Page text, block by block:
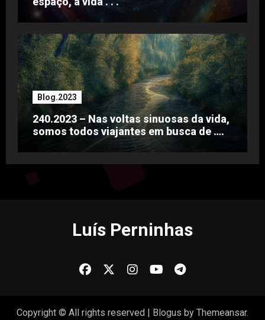
Blog.2023
240.2023 – Nas voltas sinuosas da vida,
somos todos viajantes em busca de ….
Luís Perninhas
Copyright © All rights reserved | Blogus by Themeansar.